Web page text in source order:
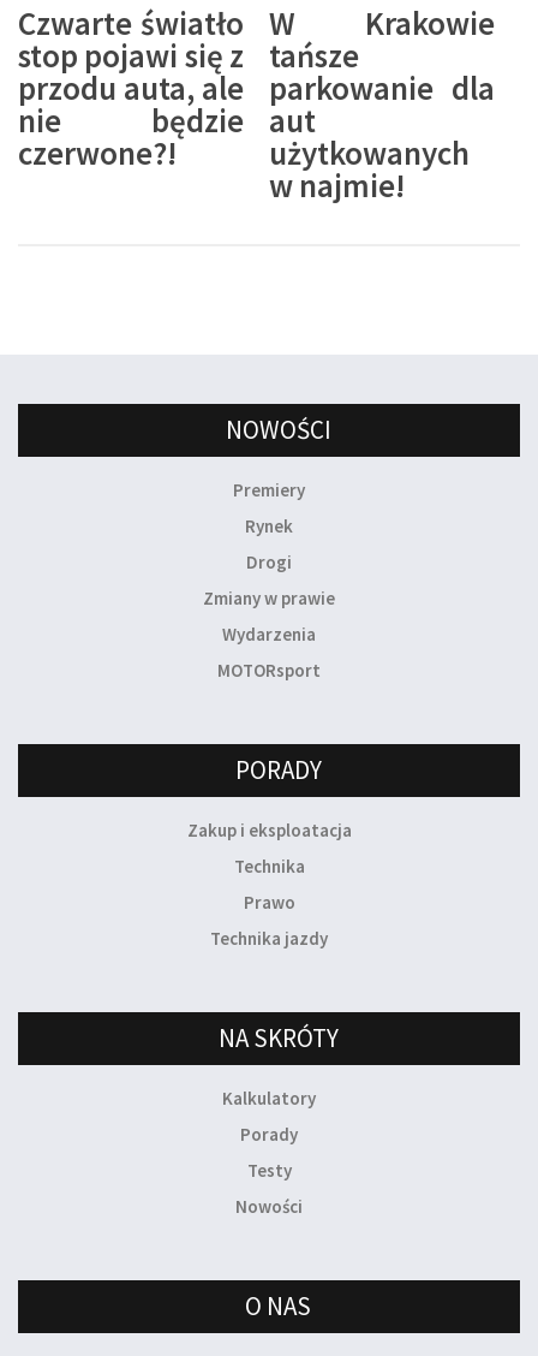
Czwarte światło
stop pojawi się z
przodu auta, ale
nie będzie
czerwone?!
W Krakowie
tańsze
parkowanie dla
aut
użytkowanych
w najmie!
NOWOŚCI
Premiery
Rynek
Drogi
Zmiany w prawie
Wydarzenia
MOTORsport
PORADY
Zakup i eksploatacja
Technika
Prawo
Technika jazdy
NA SKRÓTY
Kalkulatory
Porady
Testy
Nowości
O NAS